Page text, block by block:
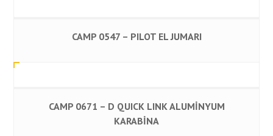
CAMP 0547 – PILOT EL JUMARI
CAMP 0671 – D QUICK LINK ALUMİNYUM
KARABİNA